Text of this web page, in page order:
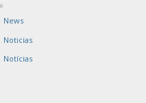
News
Noticias
Notícias